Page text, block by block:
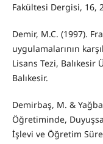
Fakültesi Dergisi, 16,
Demir, M.C. (1997).
uygulamalarının
Lisans Tezi,
Balıkesir.
Demirbaş, M. &
Öğretiminde,
İşlevi ve Öğretim